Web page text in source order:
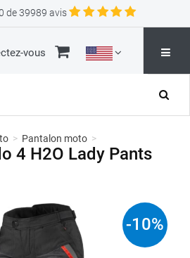
de 39989 avis
vous
> Pantalon moto >
4 H2O Lady Pants
-10%